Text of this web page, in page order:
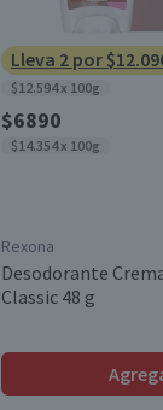
Lleva 2 por
$12.594 x 100g
$6890
$14.354 x 100g
Rexona
Desodorante
Classic 48 g